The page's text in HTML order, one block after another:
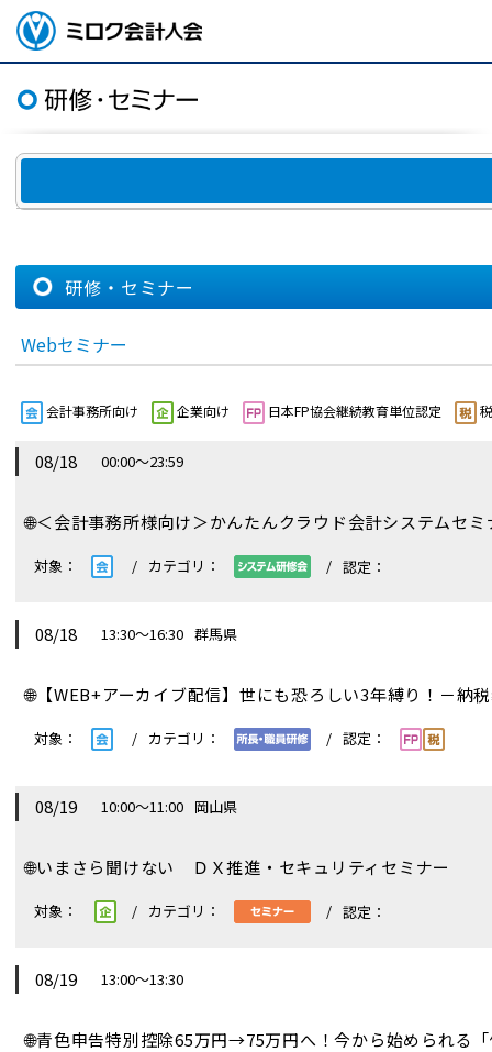
ミロク会計人会 MIROKU
ACCOUNTING PERSON
ASSOCIATION
研修・セミナー
Webセミナー
会計事務所向け 企業向け 日本FP協会継続教育単位認定
08/18 00:00～23:59
🌐＜会計事務所様向け＞かんたんクラウド会計システムセミ
08/18 13:30～16:30 群馬県
🌐【WEB+アーカイブ配信】世にも恐ろしい3年縛り！－
08/19 10:00～11:00 岡山県
🌐いまさら聞けない ＤＸ推進・セキュリティセミナー
08/19 13:00～13:30
🌐青色申告特別控除65万円→75万円へ！今から始められる